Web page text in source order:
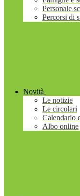
Personale
Percorsi di
Novità
Le notizie
Le circolari
Calendario
Albo online